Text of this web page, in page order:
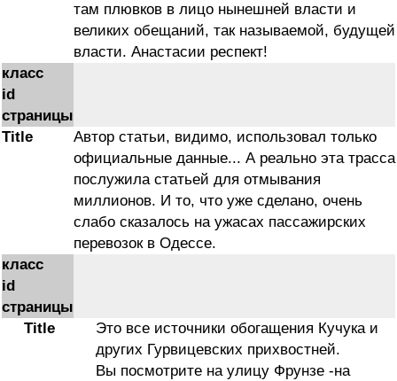
там плювков в лицо нынешней власти и
великих обещаний, так называемой, будущей
власти. Анастасии респект!
класс
id
страницы
Title
Автор статьи, видимо, использовал только
официальные данные... А реально эта трасса
послужила статьей для отмывания
миллионов. И то, что уже сделано, очень
слабо сказалось на ужасах пассажирских
перевозок в Одессе.
класс
id
страницы
Title
Это все источники обогащения Кучука и
других Гурвицевских прихвостней.
Вы посмотрите на улицу Фрунзе -на